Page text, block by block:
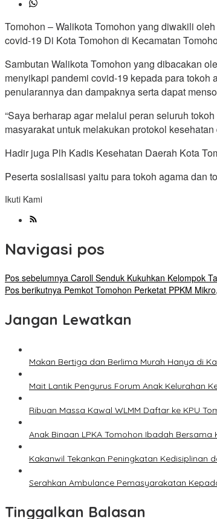
Tomohon – Walikota Tomohon yang diwakili
covid-19 Di Kota Tomohon di Kecamatan
Sambutan Walikota Tomohon yang dibacakan
menyikapi pandemi covid-19 kepada para
penularannya dan dampaknya serta dapat
“Saya berharap agar melalui peran seluruh
masyarakat untuk melakukan protokol
Hadir juga Plh Kadis Kesehatan Daerah Kota
Peserta sosialisasi yaitu para tokoh agama dan
Ikuti Kami
Navigasi pos
Pos sebelumnya Caroll Senduk Kukuhkan Kelompok
Pos berikutnya Pemkot Tomohon Perketat PPKM
Jangan Lewatkan
Makan Bertiga dan Berlima Murah Hanya di
Mait Lantik Pengurus Forum Anak Kelurahan
Ribuan Massa Kawal WLMM Daftar ke KPU
Anak Binaan LPKA Tomohon Ibadah Bersama
Kakanwil Tekankan Peningkatan Kedisiplinan
Serahkan Ambulance Pemasyarakatan
Tinggalkan Balasan